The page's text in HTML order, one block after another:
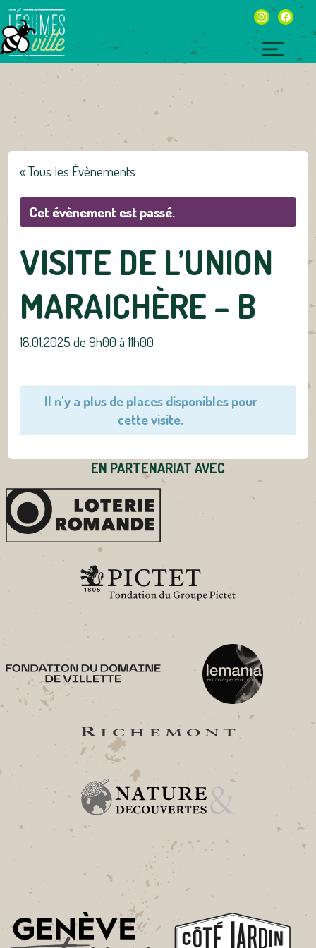
Skip
to
content
instagram
« Tous les Évènements
Cet évènement est passé.
VISITE DE L’UNION
MARAICHÈRE – B
18.01.2025 de 9h00 à 11h00
Il n'y a plus de places disponibles pour
cette visite.
EN PARTENARIAT AVEC